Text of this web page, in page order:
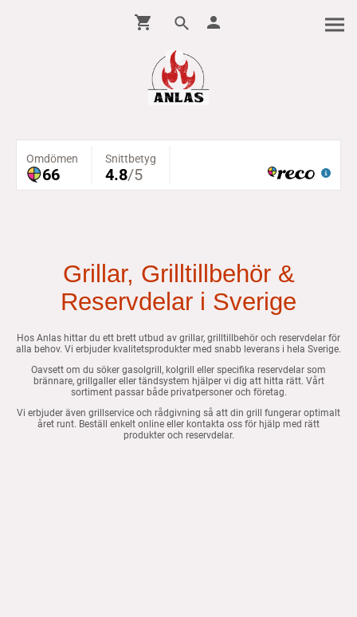
Grillar, Grilltillbehör &
Reservdelar i Sverige
Hos Anlas hittar du ett brett utbud av grillar, grilltillbehör och reservdelar för
alla behov. Vi erbjuder kvalitetsprodukter med snabb leverans i hela Sverige.
Oavsett om du söker gasolgrill, kolgrill eller specifika reservdelar som
brännare, grillgaller eller tändsystem hjälper vi dig att hitta rätt. Vårt
sortiment passar både privatpersoner och företag.
Vi erbjuder även grillservice och rådgivning så att din grill fungerar optimalt
året runt. Beställ enkelt online eller kontakta oss för hjälp med rätt
produkter och reservdelar.